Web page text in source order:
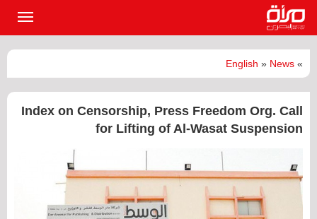
»
English » News
Index on Censorship, Press Freedom Org. Call
for Lifting of Al-Wasat Suspension